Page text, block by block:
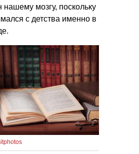
нашему мозгу, поскольку
с детства именно в